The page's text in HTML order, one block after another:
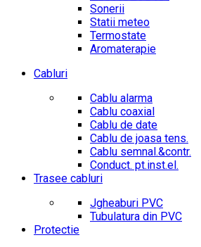
Sonerii
Statii meteo
Termostate
Aromaterapie
Cabluri
Cablu alarma
Cablu coaxial
Cablu de date
Cablu de joasa tens.
Cablu semnal.&contr.
Conduct. pt.inst.el.
Trasee cabluri
Jgheaburi PVC
Tubulatura din PVC
Protectie